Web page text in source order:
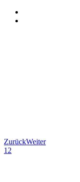
ZurückWeiter
1 2